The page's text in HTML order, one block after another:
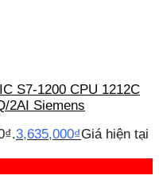
S7-1200 CPU 1212C
2AI Siemens
3,635,000₫Giá hiện tại